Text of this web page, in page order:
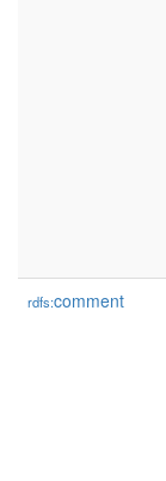
rdfs:comment